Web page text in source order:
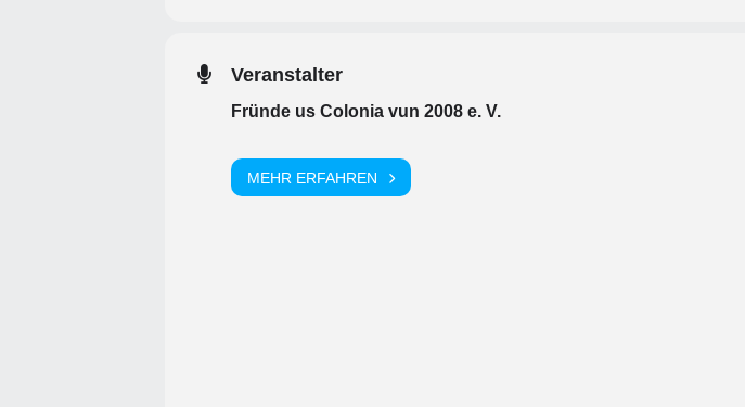
Veranstalter
Fründe us Colonia vun 2008 e. V.
MEHR ERFAHREN